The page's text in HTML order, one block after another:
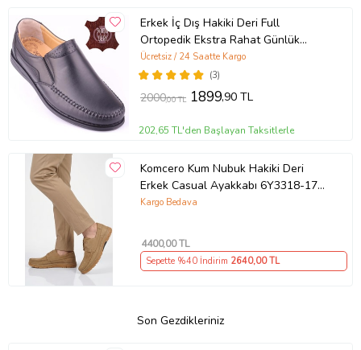
Erkek İç Dış Hakiki Deri Full
Ortopedik Ekstra Rahat Günlük
Ayakkabı DTC015 (Siyah)
(3)
Ücretsiz / 24 Saatte Kargo
2000,00 TL 1899,90 TL
202,65 TL'den Başlayan Taksitlerle
Komcero Kum Nubuk Hakiki Deri
Erkek Casual Ayakkabı 6Y3318-179
M
Kargo Bedava
4400,00 TL
Sepette %40 İndirim 2640,00 TL
Son Gezdikleriniz